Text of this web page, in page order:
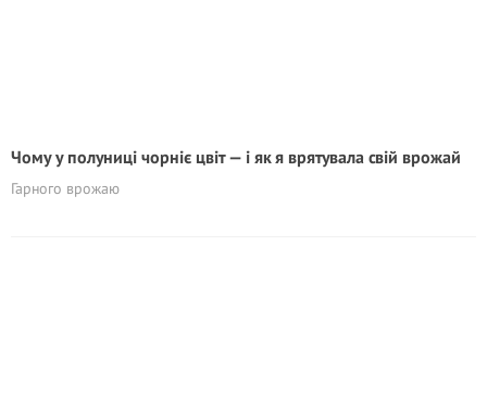
Чому у полуниці чорніє цвіт — і як я врятувала свій врожай
Гарного врожаю